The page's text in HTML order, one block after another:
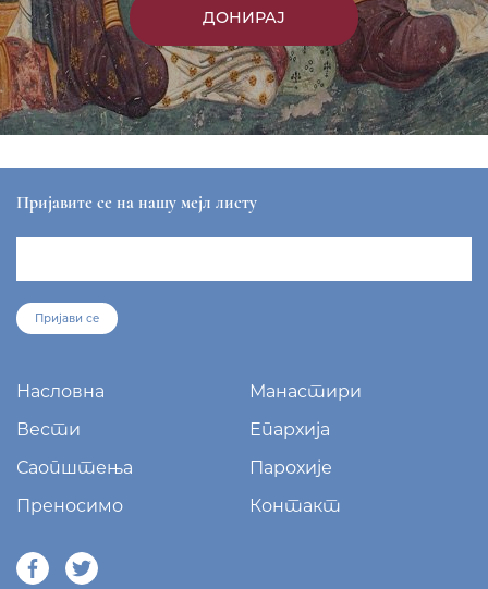
Преносимо
Контакт
МЕТОХИЈСКА